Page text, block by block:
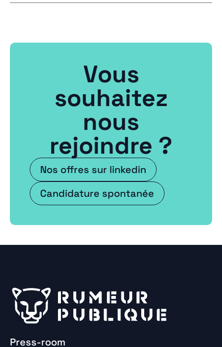
Vous
souhaitez
nous
rejoindre ?
Nos offres sur linkedin
Candidature spontanée
Press-room